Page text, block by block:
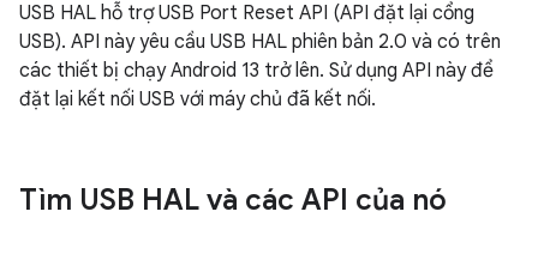
USB HAL hỗ trợ USB Port Reset API (API đặt lại cổng
USB). API này yêu cầu USB HAL phiên bản 2.0 và có trên
các thiết bị chạy Android 13 trở lên. Sử dụng API này để
đặt lại kết nối USB với máy chủ đã kết nối.
Tìm USB HAL và các API của nó